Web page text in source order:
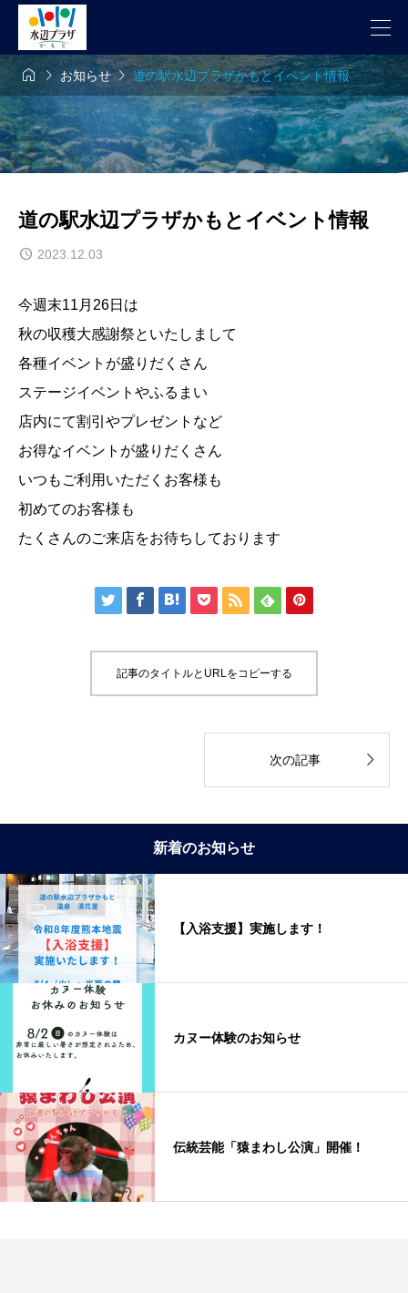
 お知らせ道の駅水辺プラザかもとイベント情報
道の駅水辺プラザかもとイベント情報
2023.12.03
今週末11月26日は
秋の収穫大感謝祭といたしまして
各種イベントが盛りだくさん
ステージイベントやふるまい
店内にて割引やプレゼントなど
お得なイベントが盛りだくさん
いつもご利用いただくお客様も
初めてのお客様も
たくさんのご来店をお待ちしております
      
記事のタイトルとURLをコピーする
次の記事 
新着のお知らせ
【入浴支援】実施します！
カヌー体験のお知らせ
伝統芸能「猿まわし公演」開催！